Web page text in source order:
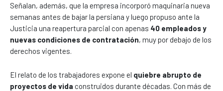
Señalan, además, que la empresa incorporó maquinaria nueva
semanas antes de bajar la persiana y luego propuso ante la
Justicia una reapertura parcial con apenas 40 empleados y
nuevas condiciones de contratación, muy por debajo de los
derechos vigentes.
El relato de los trabajadores expone el quiebre abrupto de
proyectos de vida construidos durante décadas. Con más de